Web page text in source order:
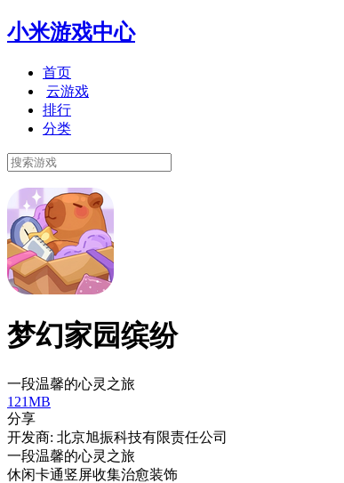
小米游戏中心
首页
云游戏
排行
分类
梦幻家园缤纷
一段温馨的心灵之旅
121MB
分享
开发商: 北京旭振科技有限责任公司
一段温馨的心灵之旅
休闲卡通竖屏收集治愈装饰